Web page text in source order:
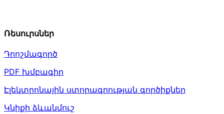
Ռեսուրսներ
Դրոշմագործ
PDF խմբագիր
Էլեկտրոնային ստորագրության գործիքներ
Կնիքի ձևանմուշ